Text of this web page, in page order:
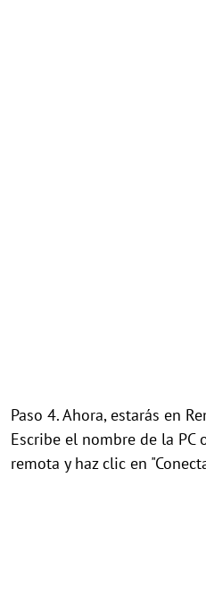
Paso 4. Ahora, estarás en
Escribe el nombre de la PC
remota y haz clic en